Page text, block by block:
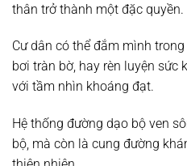
thân trở thành một đặc quyền.
Cư dân có thể đắm mình
bơi tràn bờ, hay rèn luyện sức
với tầm nhìn khoáng đạt.
Hệ thống đường dạo bộ ven
bộ, mà còn là cung đường